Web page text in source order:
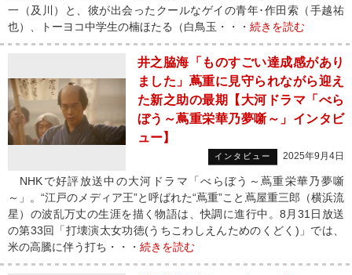
一（及川）と、彼が出会ったクールなゲイの青年･作田索（手越祐
也）、トーヨコ中学生の楠ほたる（白鳥玉・・・ 続きを読む
井之脇海「ものすごい達成感があり
ました」蔦重に見守られながら迎え
た新之助の最期【大河ドラマ「べら
ぼう～蔦重栄華乃夢噺～」インタビ
ュー】
インタビュー 2025年9月4日
NHKで好評放送中の大河ドラマ「べらぼう～蔦重栄華乃夢噺
～」。“江戸のメディア王”と呼ばれた“蔦重”こと蔦屋重三郎（横浜流
星）の波乱万丈の生涯を描く物語は、快調に進行中。8月31日放送
の第33回「打壊演太女功徳(うちこわしえんためのくどく)」では、
米の高騰に伴う打ち・・・ 続きを読む